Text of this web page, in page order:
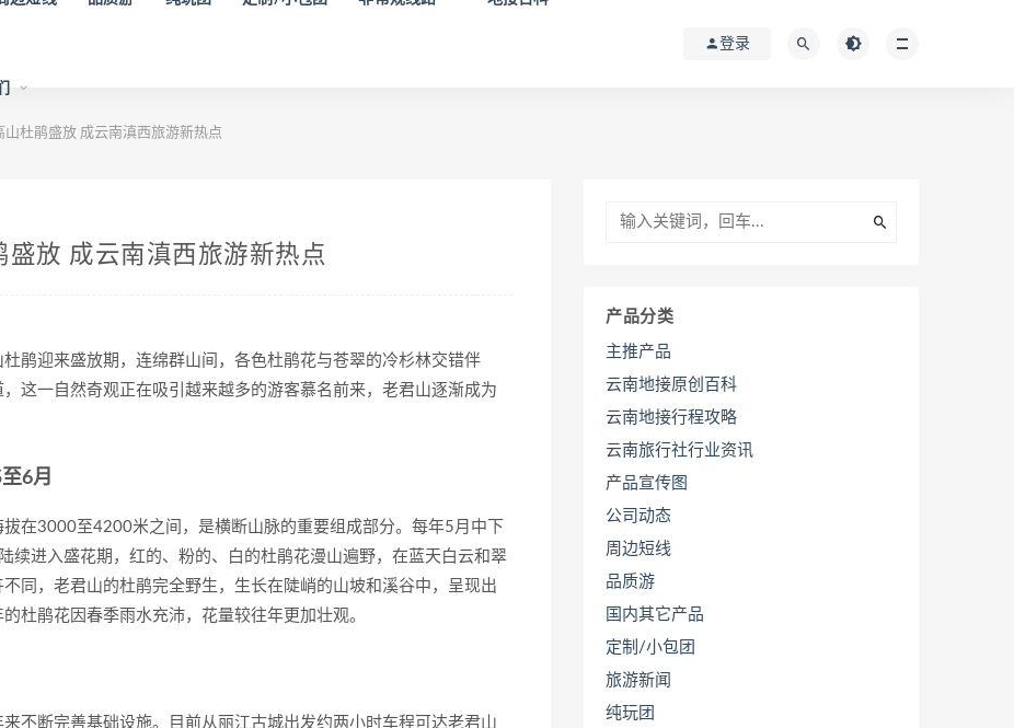
登录
杜鹃盛放 成云南滇西旅游新热点
放 成云南滇西旅游新热点
鹃迎来盛放期，连绵群山间，各色杜鹃花与苍翠的冷杉林交错伴
这一自然奇观正在吸引越来越多的游客慕名前来，老君山逐渐成为
6月
在3000至4200米之间，是横断山脉的重要组成部分。每年5月中下
续进入盛花期，红的、粉的、白的杜鹃花漫山遍野，在蓝天白云和翠
同，老君山的杜鹃完全野生，生长在陡峭的山坡和溪谷中，呈现出
杜鹃花因春季雨水充沛，花量较往年更加壮观。
不断完善基础设施。目前从丽江古城出发约两小时车程可达老君山
产品分类
主推产品
云南地接原创百科
云南地接行程攻略
云南旅行社行业资讯
产品宣传图
公司动态
周边短线
品质游
国内其它产品
定制/小包团
旅游新闻
纯玩团